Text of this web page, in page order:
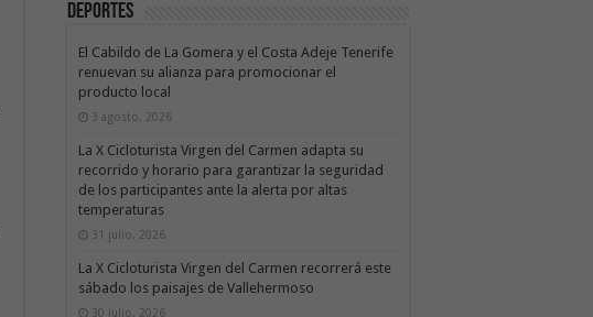
Deportes
El Cabildo de La Gomera y el Costa Adeje Tenerife
renuevan su alianza para promocionar el
producto local
3 agosto, 2026
La X Cicloturista Virgen del Carmen adapta su
recorrido y horario para garantizar la seguridad
de los participantes ante la alerta por altas
temperaturas
31 julio, 2026
La X Cicloturista Virgen del Carmen recorrerá este
sábado los paisajes de Vallehermoso
30 julio, 2026